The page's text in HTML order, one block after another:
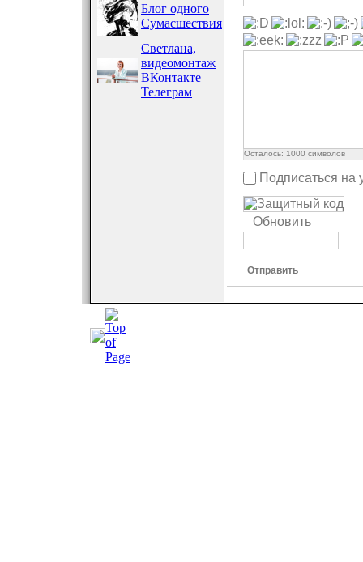
Блог одного
Сумасшествия
Светлана,
видеомонтаж
ВКонтакте
Телеграм
Осталось: 1000 символов
Подписаться
Обновить
Отправить